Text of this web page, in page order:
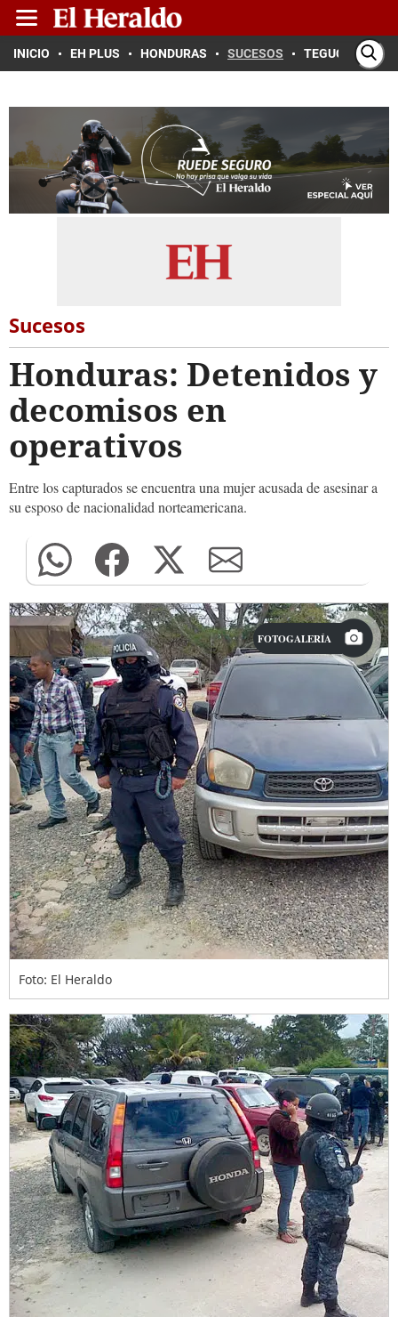
INICIO EH PLUS HONDURAS SUCESOS TEGUCIGALPA
Sucesos
Honduras: Detenidos y
decomisos en
operativos
Entre los capturados se encuentra una mujer acusada de asesinar a
su esposo de nacionalidad norteamericana.
FOTOGALERÍA
Foto: El Heraldo